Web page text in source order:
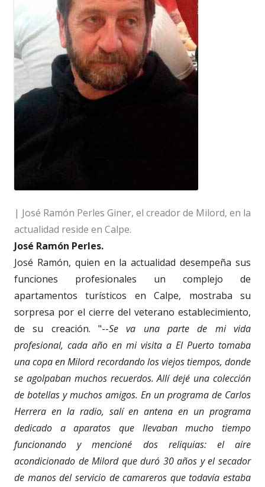
| José Ramón Perles Giner, el creador de Milord, en la
actualidad reside en Calpe.
José Ramón Perles.
José Ramón, quien en la actualidad desempeña sus
funciones profesionales un complejo de
apartamentos turísticos en Calpe, mostraba su
sorpresa por el cierre del veterano establecimiento,
de su creación. "--Se va una parte de mi vida
profesional, cada año en mi visita a El Puerto tomaba
una copa en Milord recordando los viejos tiempos, donde
se agolpaban muchos recuerdos. Allí dejé una colección
de botellas y muchos amigos. En un programa de Carlos
Herrera en la radio, salí en antena en un programa
dedicado a aparatos que llevaban mucho tiempo
funcionando y mencioné dos reliquias: el aire
acondicionado de Milord que duró 30 años y el secador
de manos del servicio de camareros que todavía estaba